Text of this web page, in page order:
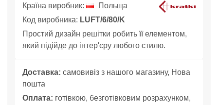
Країна виробник:
Польща
Код виробника: LUFT/6/80/K
Простий дизайн решітки робить її елементом,
який підійде до інтер'єру любого стилю.
Доставка: самовивіз з нашого магазину, Нова
пошта
Оплата: готівкою, безготівковим розрахунком,